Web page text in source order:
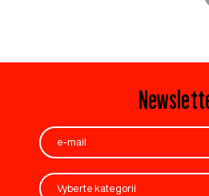
Vyberte kategorii